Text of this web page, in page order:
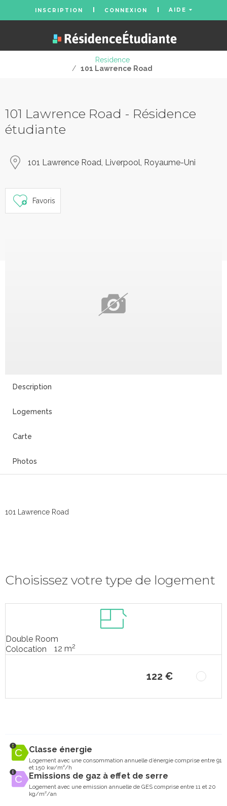
INSCRIPTION CONNEXION AIDE
Residence
/ 101 Lawrence Road
101 Lawrence Road - Résidence
étudiante
101 Lawrence Road, Liverpool, Royaume-Uni
Favoris
Description
Logements
Carte
Photos
101 Lawrence Road
Choisissez votre type de logement
Double Room
Colocation
12 m2
122 €
Classe énergie
Logement avec une consommation annuelle d’énergie comprise entre 91
et 150 kw/m²/h
Emissions de gaz à effet de serre
Logement avec une emission annuelle de GES comprise entre 11 et 20
kg/m²/an